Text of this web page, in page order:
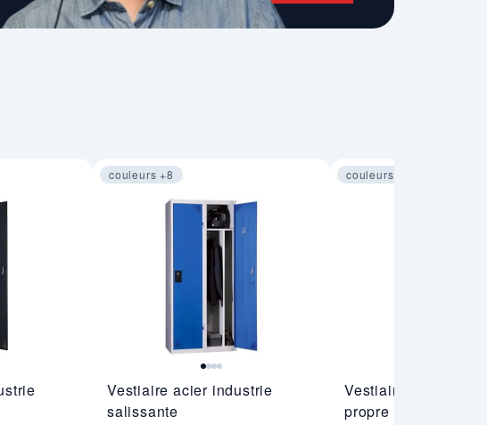
couleurs +8
Image 1 sur 4
Vestiaire acier industrie
salissante
couleurs +6
Vestiaire monobloc
propre